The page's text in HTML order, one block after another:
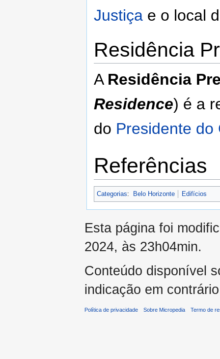
Justiça e o local
Residência
A Residência
Residence) é a
do Presidente do
Referências
Categorias: Belo Horizonte Edifícios
Esta página foi
2024, às 23h04min.
Conteúdo disponível
indicação em
Política de privacidade Sobre Micropedia Termo de